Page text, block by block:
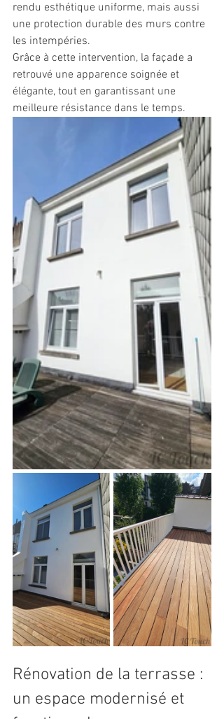
rendu esthétique uniforme, mais aussi
une protection durable des murs contre
les intempéries.
Grâce à cette intervention, la façade a
retrouvé une apparence soignée et
élégante, tout en garantissant une
meilleure résistance dans le temps.
Rénovation de la terrasse :
un espace modernisé et